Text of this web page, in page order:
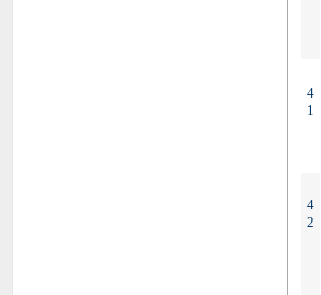
4
1
4
2